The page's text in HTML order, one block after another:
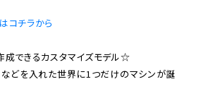
コチラから
成できるカスタマイズモデル☆
などを入れた世界に1つだけのマシンが誕